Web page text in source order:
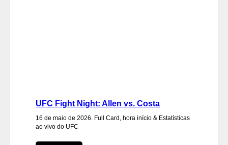
UFC Fight Night: Allen vs. Costa
16 de maio de 2026. Full Card, hora início & Estatísticas
ao vivo do UFC